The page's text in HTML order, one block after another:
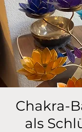
Chakra-
als